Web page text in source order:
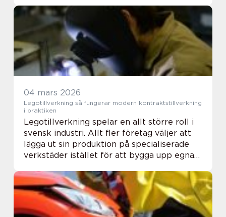
klimatpåverkan. Samtidigt är den ett av de
mest värdefull...
04 mars 2026
Legotillverkning så fungerar modern kontraktstillverkning
i praktiken
Legotillverkning spelar en allt större roll i
svensk industri. Allt fler företag väljer att
lägga ut sin produktion på specialiserade
verkstäder istället för att bygga upp egna
utveckling, sälj och affärsutveck...